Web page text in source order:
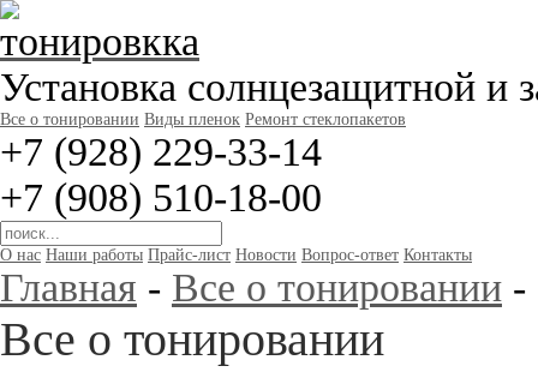
Установка солнцезащитной и
Все о тонировании Виды пленок Ремонт стеклопакетов
+7 (928) 229-33-14
+7 (908) 510-18-00
О нас Наши работы Прайс-лист Новости Вопрос-ответ Контакты
Главная - Все о тонировании -
Все о тонировании